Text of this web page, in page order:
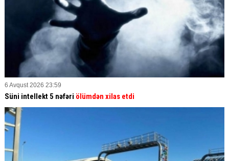
6 Avqust 2026 23:59
Süni intellekt 5 nəfəri ölümdən xilas etdi